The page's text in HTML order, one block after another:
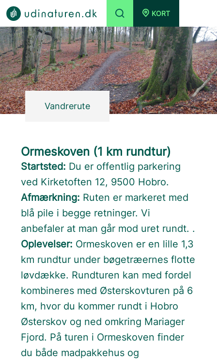
KORT
Vandrerute
Ormeskoven (1 km rundtur)
Startsted: Du er offentlig parkering
ved Kirketoften 12, 9500 Hobro.
Afmærkning: Ruten er markeret med
blå pile i begge retninger. Vi
anbefaler at man går mod uret rundt. .
Oplevelser: Ormeskoven er en lille 1,3
km rundtur under bøgetræernes flotte
løvdække. Rundturen kan med fordel
kombineres med Østerskovturen på 6
km, hvor du kommer rundt i Hobro
Østerskov og ned omkring Mariager
Fjord. På turen i Ormeskoven finder
du både madpakkehus og